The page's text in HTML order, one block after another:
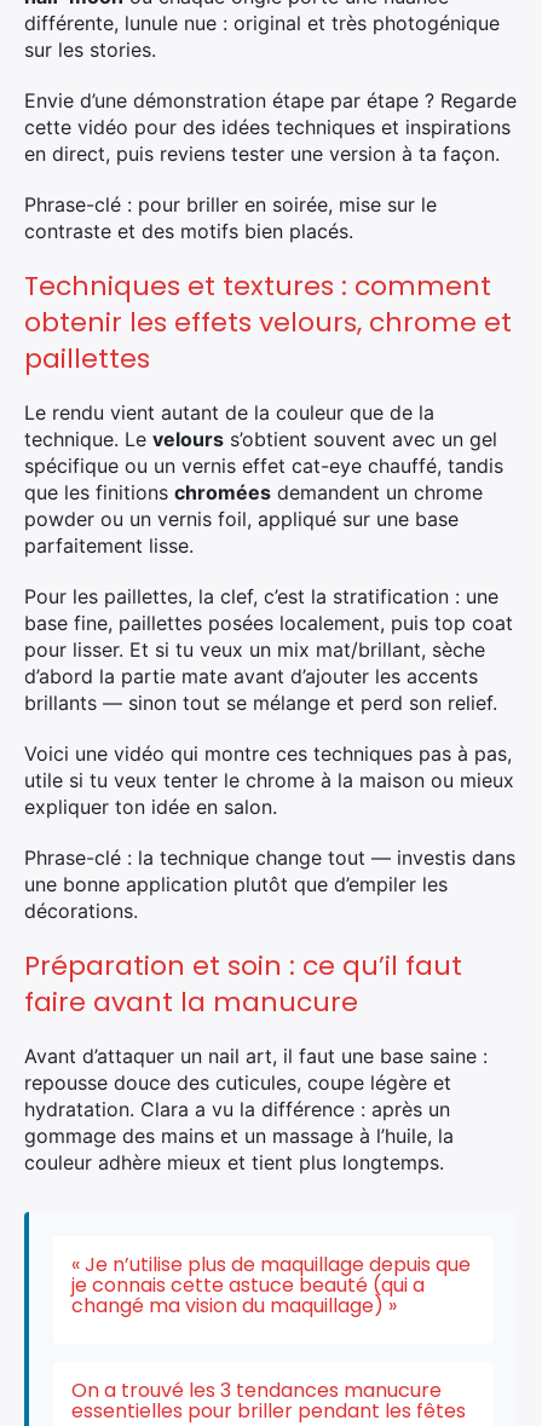
différente, lunule nue : original et très photogénique
sur les stories.
Envie d’une démonstration étape par étape ? Regarde
cette vidéo pour des idées techniques et inspirations
en direct, puis reviens tester une version à ta façon.
Phrase-clé : pour briller en soirée, mise sur le
contraste et des motifs bien placés.
Techniques et textures : comment
obtenir les effets velours, chrome et
paillettes
Le rendu vient autant de la couleur que de la
technique. Le velours s’obtient souvent avec un gel
spécifique ou un vernis effet cat-eye chauffé, tandis
que les finitions chromées demandent un chrome
powder ou un vernis foil, appliqué sur une base
parfaitement lisse.
Pour les paillettes, la clef, c’est la stratification : une
base fine, paillettes posées localement, puis top coat
pour lisser. Et si tu veux un mix mat/brillant, sèche
d’abord la partie mate avant d’ajouter les accents
brillants — sinon tout se mélange et perd son relief.
Voici une vidéo qui montre ces techniques pas à pas,
utile si tu veux tenter le chrome à la maison ou mieux
expliquer ton idée en salon.
Phrase-clé : la technique change tout — investis dans
une bonne application plutôt que d’empiler les
décorations.
Préparation et soin : ce qu’il faut
faire avant la manucure
Avant d’attaquer un nail art, il faut une base saine :
repousse douce des cuticules, coupe légère et
hydratation. Clara a vu la différence : après un
gommage des mains et un massage à l’huile, la
couleur adhère mieux et tient plus longtemps.
« Je n’utilise plus de maquillage depuis que
je connais cette astuce beauté (qui a
changé ma vision du maquillage) »
On a trouvé les 3 tendances manucure
essentielles pour briller pendant les fêtes
: